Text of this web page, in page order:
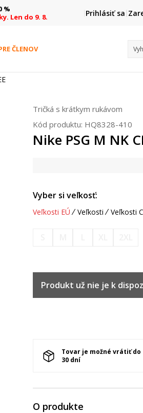
%
Len do 9. 8.
+
Prihlásiť sa
ČLENOV
Tričká s krátkym rukávom
Kód produktu: HQ8328-410
Nike PSG M NK
Vyber si veľkosť:
Veľkosti EÚ Veľkosti Veľkosti
Produkt už nie je k
Tovar je možné vrátiť do
30 dní
O produkte